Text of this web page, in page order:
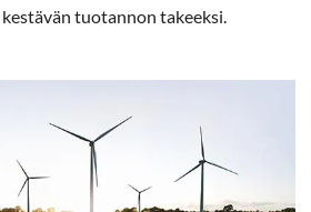
tuotannon takeeksi.